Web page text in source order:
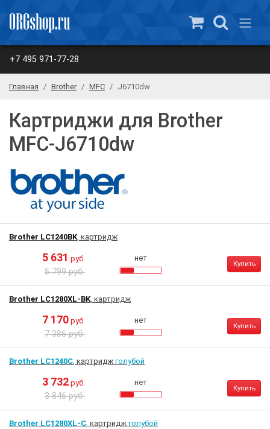
+7 495 971-77-28
Главная Brother MFC J6710dw
Картриджи для Brother
MFC-J6710dw
Brother LC1240BK, картридж
5 631 руб.
5 799 руб.
нет
Купить
Brother LC1280XL-BK, картридж
7 170 руб.
7 386 руб.
нет
Купить
Brother LC1240C, картридж голубой
3 732 руб.
3 846 руб.
нет
Купить
Brother LC1280XL-C, картридж голубой